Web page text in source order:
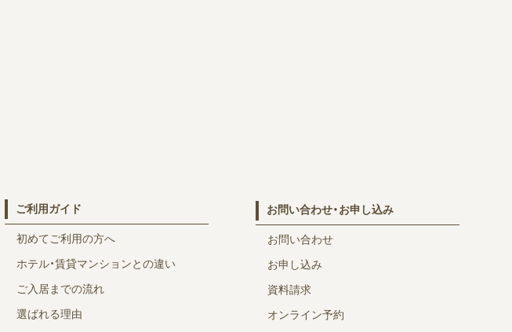
ご利用ガイド
初めてご利用の方へ
ホテル・賃貸マンションとの違い
ご入居までの流れ
選ばれる理由
お問い合わせ・お申し込み
お問い合わせ
お申し込み
資料請求
オンライン予約